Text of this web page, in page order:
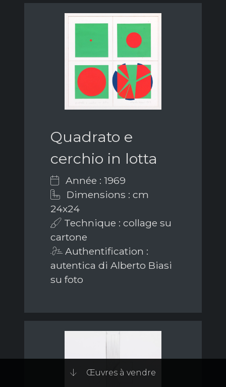
Œuvres à vendre
Quadrato e
cerchio in lotta
Année : 1969
Dimensions : cm
24x24
Technique : collage su
cartone
Authentification :
autentica di Alberto Biasi
su foto